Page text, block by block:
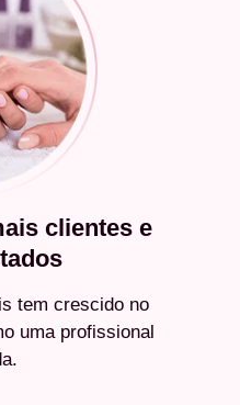
clientes e
tem crescido no
uma profissional